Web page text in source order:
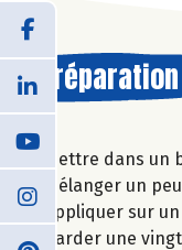
Préparation
Mettre dans un
Mélanger un
Appliquer sur
Garder une